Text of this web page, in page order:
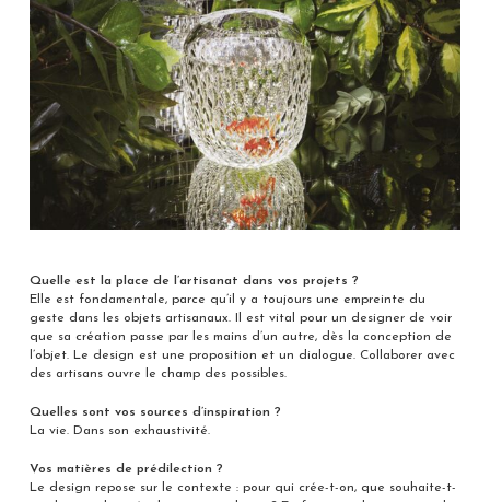
Quelle est la place de l’artisanat dans vos projets ?
Elle est fondamentale, parce qu’il y a toujours une empreinte du
geste dans les objets artisanaux. Il est vital pour un designer de voir
que sa création passe par les mains d’un autre, dès la conception de
l’objet. Le design est une proposition et un dialogue. Collaborer avec
des artisans ouvre le champ des possibles.
Quelles sont vos sources d’inspiration ?
La vie. Dans son exhaustivité.
Vos matières de prédilection ?
Le design repose sur le contexte : pour qui crée-t-on, que souhaite-t-